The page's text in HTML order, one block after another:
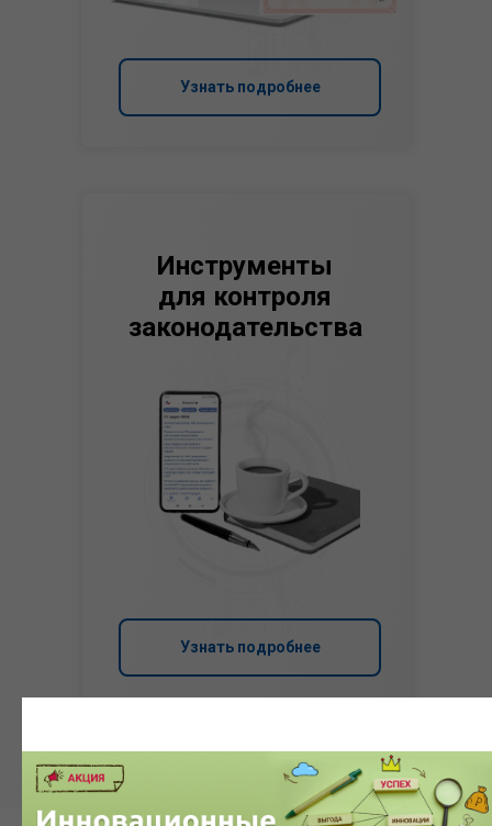
Узнать подробнее
Инструменты
для контроля
законодательства
Узнать подробнее